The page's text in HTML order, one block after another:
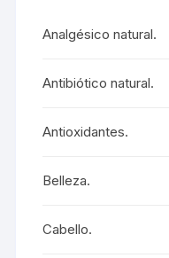
Analgésico natural.
Antibiótico natural.
Antioxidantes.
Belleza.
Cabello.